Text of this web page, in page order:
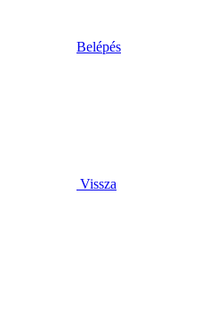
Belépés
Vissza